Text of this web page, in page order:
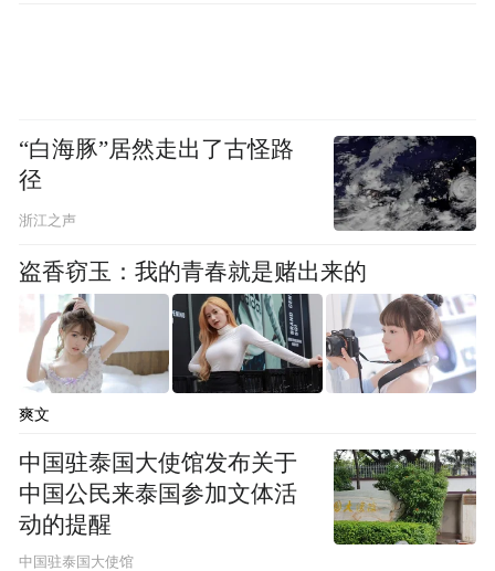
Notice: The content above (including the videos,
pictures and audios if any) is uploaded and posted
by the user of Dafeng Hao, which is a social media
platform and merely provides information storage
space services.”
“白海豚”居然走出了古怪路
径
浙江之声
盗香窃玉：我的青春就是赌出来的
爽文
中国驻泰国大使馆发布关于
中国公民来泰国参加文体活
动的提醒
中国驻泰国大使馆